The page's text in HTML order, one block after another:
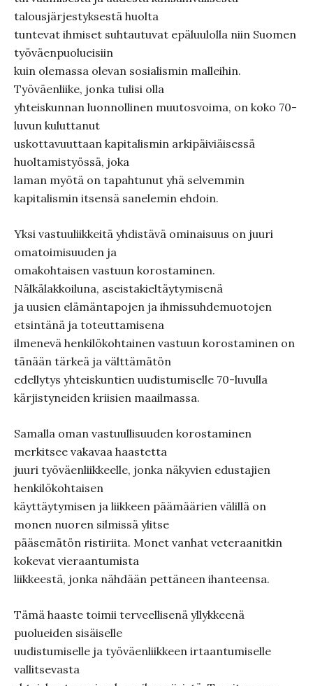
talousjärjestyksestä huolta
tuntevat ihmiset suhtautuvat epäluulolla niin Suomen
työväenpuolueisiin
kuin olemassa olevan sosialismin malleihin.
Työväenliike, jonka tulisi olla
yhteiskunnan luonnollinen muutosvoima, on koko 70-
luvun kuluttanut
uskottavuuttaan kapitalismin arkipäiviäisessä
huoltamistyössä, joka
laman myötä on tapahtunut yhä selvemmin
kapitalismin itsensä sanelemin ehdoin.
Yksi vastuuliikkeitä yhdistävä ominaisuus on juuri
omatoimisuuden ja
omakohtaisen vastuun korostaminen.
Nälkälakkoiluna, aseistakieltäytymisenä
ja uusien elämäntapojen ja ihmissuhdemuotojen
etsintänä ja toteuttamisena
ilmenevä henkilökohtainen vastuun korostaminen on
tänään tärkeä ja välttämätön
edellytys yhteiskuntien uudistumiselle 70-luvulla
kärjistyneiden kriisien maailmassa.
Samalla oman vastuullisuuden korostaminen
merkitsee vakavaa haastetta
juuri työväenliikkeelle, jonka näkyvien edustajien
henkilökohtaisen
käyttäytymisen ja liikkeen päämäärien välillä on
monen nuoren silmissä ylitse
pääsemätön ristiriita. Monet vanhat veteraanitkin
kokevat vieraantumista
liikkeestä, jonka nähdään pettäneen ihanteensa.
Tämä haaste toimii terveellisenä yllykkeenä
puolueiden sisäiselle
uudistumiselle ja työväenliikkeen irtaantumiselle
vallitsevasta